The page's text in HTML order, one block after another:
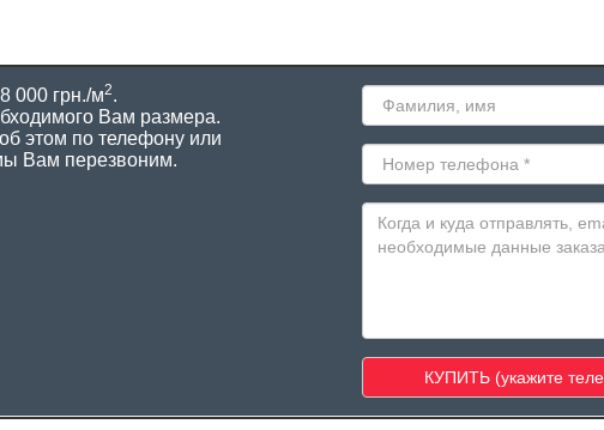
000 грн./м2.
Вам размера.
этом по телефону или
Вам перезвоним.